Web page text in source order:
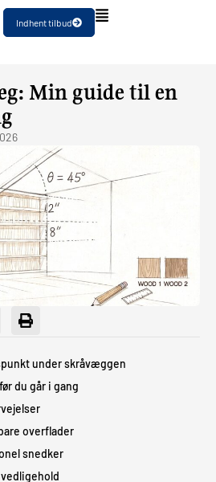
Indhent tilbud
Min guide til en
under skråvæggen
du går i gang
overflader
snedker